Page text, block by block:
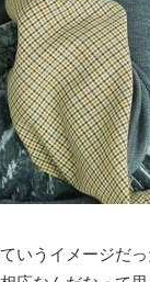
いうイメージだ